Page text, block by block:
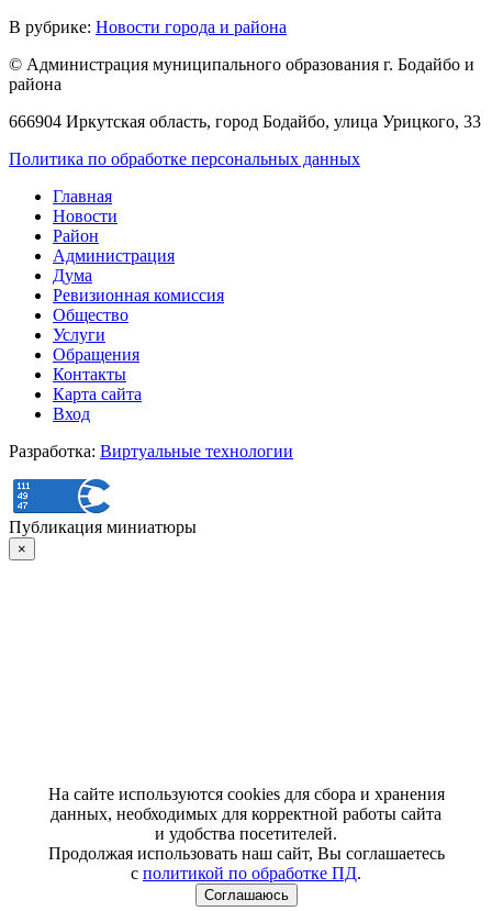
В рубрике: Новости города и района
© Администрация муниципального образования г. Бодайбо и
района
666904 Иркутская область, город Бодайбо, улица Урицкого, 33
Политика по обработке персональных данных
Главная
Новости
Район
Администрация
Дума
Ревизионная комиссия
Общество
Услуги
Обращения
Контакты
Карта сайта
Вход
Разработка: Виртуальные технологии
Публикация миниатюры
×
На сайте используются cookies для сбора и хранения
данных, необходимых для корректной работы сайта
и удобства посетителей.
Продолжая использовать наш сайт, Вы соглашаетесь
с политикой по обработке ПД.
Соглашаюсь